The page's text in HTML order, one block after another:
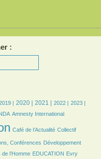
:
| 2020 | 2021 | 2022 | 2023 |
Amnesty International
Café de l’Actualité Collectif
Conférences Développement
de l’Homme EDUCATION Evry